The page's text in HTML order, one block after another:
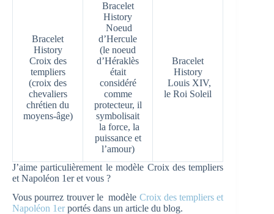
Bracelet
History
Croix des
templiers
(croix des
chevaliers
chrétien du
moyens-âge)
Bracelet
History
Noeud
d’Hercule
(le noeud
d’Héraklès
était
considéré
comme
protecteur, il
symbolisait
la force, la
puissance et
l’amour)
Bracelet
History
Louis XIV,
le Roi Soleil
J’aime particulièrement le modèle Croix des templiers
et Napoléon 1er et vous ?
Vous pourrez trouver le modèle Croix des templierset
Napoléon 1er portés dans un article du blog.